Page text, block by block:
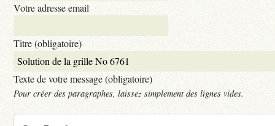
Votre adresse email
Titre (obligatoire)
Texte de votre message (obligatoire)
Pour créer des paragraphes, laissez simplement des lignes vides.